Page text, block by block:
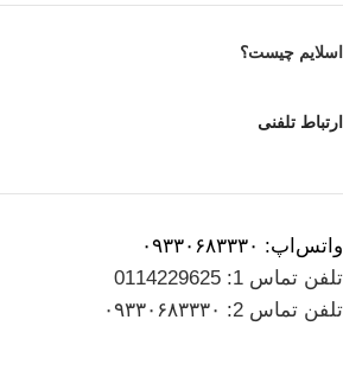
اسلایم چیست؟
ارتباط تلفنی
واتس‌اپ: ۰۹۳۳۰۶۸۳۳۳۰
تلفن تماس 1: 0114229625
تلفن تماس 2: ۰۹۳۳۰۶۸۳۳۳۰